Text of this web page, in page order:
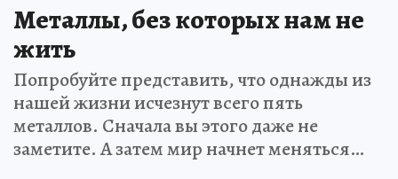
Металлы, без которых нам не
жить
Попробуйте представить, что однажды из
нашей жизни исчезнут всего пять
металлов. Сначала вы этого даже не
заметите. А затем мир начнет меняться…